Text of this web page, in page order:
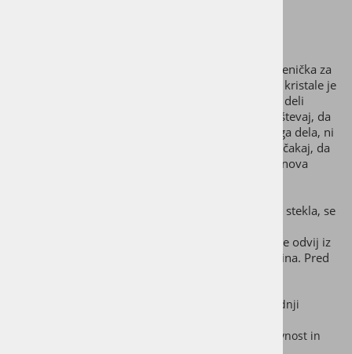
Steklenička ViA HEAT ima tako kot originalna steklenička za
vodo ViA dve odprtini – tako pokrov kot modul za kristale je
mogoče enostavno in hitro odstraniti. Vsi sestavni deli
stekleničke ViA so zato enostavni za čiščenje. Upoštevaj, da
posameznih delov stekleničke ViA, razen steklenega dela, ni
mogoče prati v pomivalnem stroju. Po čiščenju počakaj, da
se vsi sestavni deli temeljito posušijo, preden jih znova
Čeprav je steklenička ViA HEAT izdelana iz trdnega stekla, se
izpostavljena udarcem. Kristalnega valjčka nikoli ne odvij iz
steklenega valja, če je v steklenički še vedno tekočina. Pred
je stekleni del naravnost in tesno privit v spodnji
sta kristalni valjček in zgornji pokrovček naravnost in